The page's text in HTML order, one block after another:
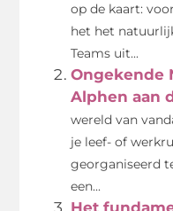
op de kaart:
het het
Teams uit...
Ongekende
Alphen aan
wereld van
je leef- of
georganiseerd
een...
Het